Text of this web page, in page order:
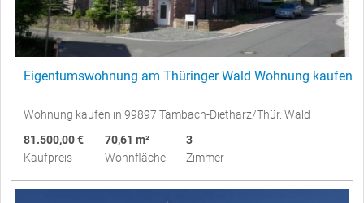
Eigentumswohnung am Thüringer Wald Wohnung kaufen
Wohnung kaufen in 99897 Tambach-Dietharz/Thür. Wald
81.500,00 €
Kaufpreis
70,61 m²
Wohnfläche
3
Zimmer